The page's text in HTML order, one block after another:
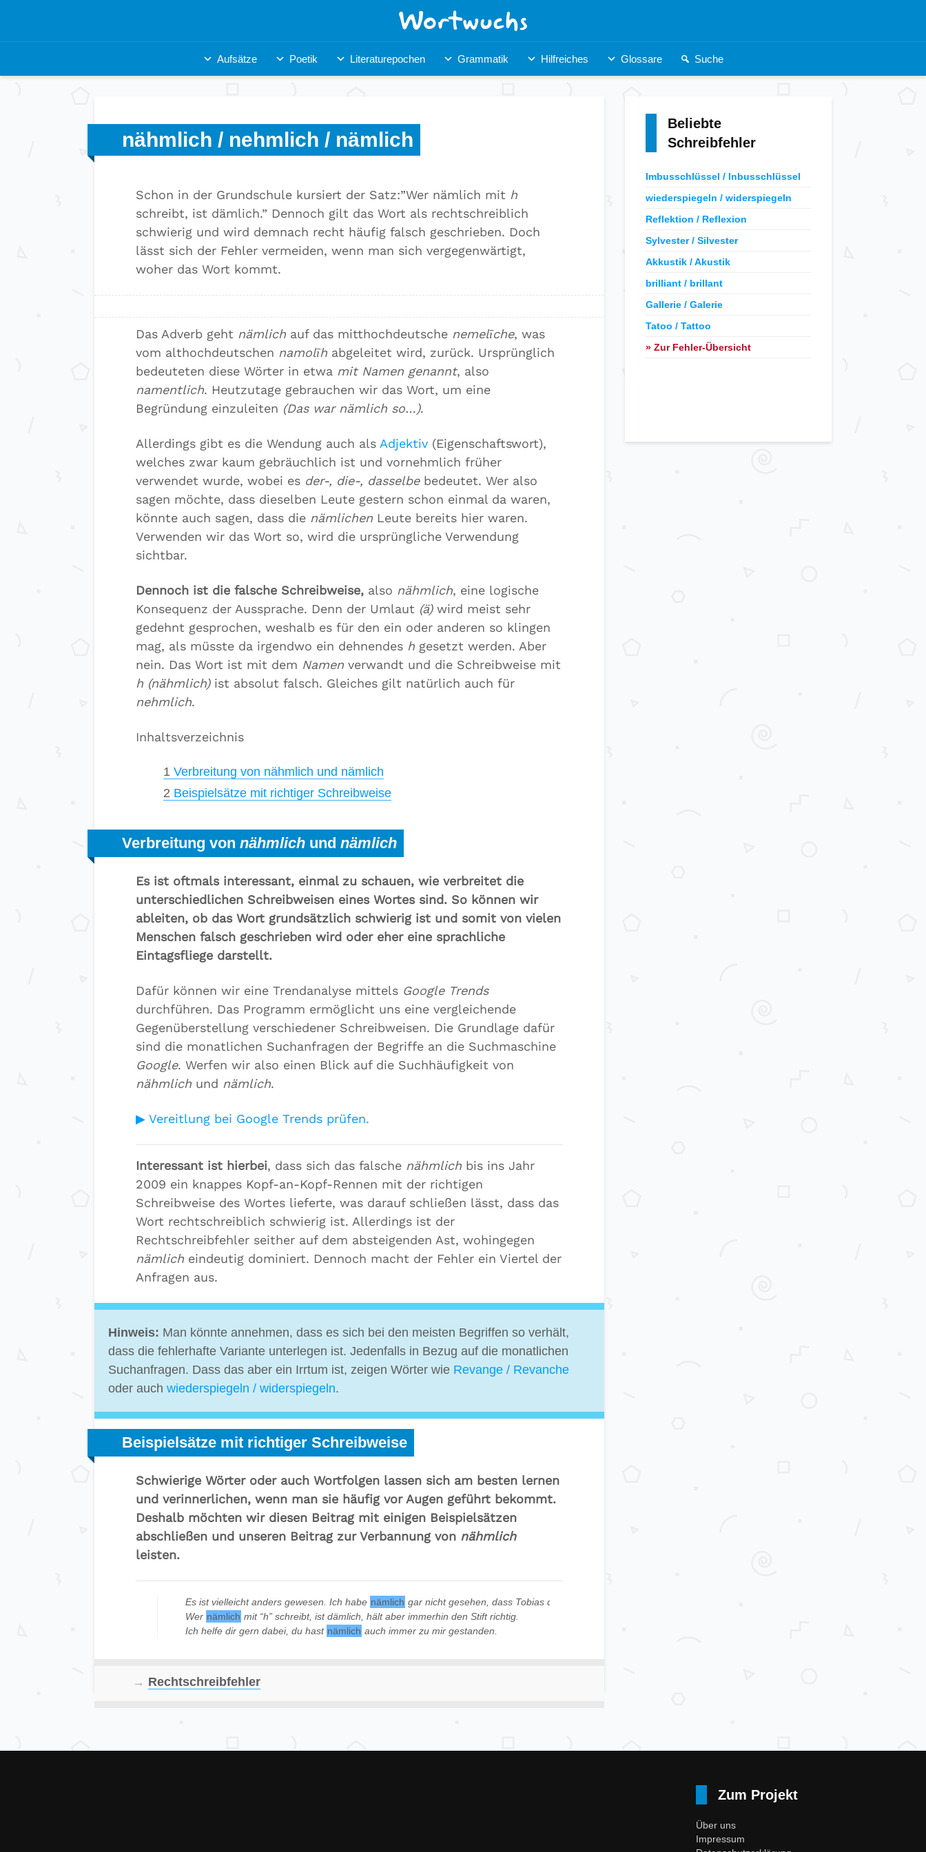
Aufsätze Poetik Literaturepochen Grammatik Hilfreiches Glossare Suche
nähmlich / nehmlich / nämlich
Schon in der Grundschule kursiert der Satz:”Wer nämlich mit h
schreibt, ist dämlich.” Dennoch gilt das Wort als rechtschreiblich
schwierig und wird demnach recht häufig falsch geschrieben. Doch
lässt sich der Fehler vermeiden, wenn man sich vergegenwärtigt,
woher das Wort kommt.
Das Adverb geht nämlich auf das mitthochdeutsche nemelīche, was
vom althochdeutschen namolīh abgeleitet wird, zurück. Ursprünglich
bedeuteten diese Wörter in etwa mit Namen genannt, also
namentlich. Heutzutage gebrauchen wir das Wort, um eine
Begründung einzuleiten (Das war nämlich so…).
Allerdings gibt es die Wendung auch als Adjektiv (Eigenschaftswort),
welches zwar kaum gebräuchlich ist und vornehmlich früher
verwendet wurde, wobei es der-, die-, dasselbebedeutet. Wer also
sagen möchte, dass dieselben Leute gestern schon einmal da waren,
könnte auch sagen, dass die nämlichen Leute bereits hier waren.
Verwenden wir das Wort so, wird die ursprüngliche Verwendung
sichtbar.
Dennoch ist die falsche Schreibweise, also nähmlich, eine logische
Konsequenz der Aussprache. Denn der Umlaut (ä)wird meist sehr
gedehnt gesprochen, weshalb es für den ein oder anderen so klingen
mag, als müsste da irgendwo ein dehnendes h gesetzt werden. Aber
nein. Das Wort ist mit dem Namen verwandt und die Schreibweise mit
h (nähmlich)ist absolut falsch. Gleiches gilt natürlich auch für
nehmlich.
Inhaltsverzeichnis
1 Verbreitung von nähmlich und nämlich
2 Beispielsätze mit richtiger Schreibweise
Verbreitung von nähmlich und nämlich
Es ist oftmals interessant, einmal zu schauen, wie verbreitet die
unterschiedlichen Schreibweisen eines Wortes sind. So können wir
ableiten, ob das Wort grundsätzlich schwierig ist und somit von vielen
Menschen falsch geschrieben wird oder eher eine sprachliche
Eintagsfliege darstellt.
Dafür können wir eine Trendanalyse mittels Google Trends
durchführen. Das Programm ermöglicht uns eine vergleichende
Gegenüberstellung verschiedener Schreibweisen. Die Grundlage dafür
sind die monatlichen Suchanfragen der Begriffe an die Suchmaschine
Google. Werfen wir also einen Blick auf die Suchhäufigkeit von
nähmlich und nämlich.
▶ Vereitlung bei Google Trends prüfen.
Interessant ist hierbei, dass sich das falsche nähmlich bis ins Jahr
2009 ein knappes Kopf-an-Kopf-Rennen mit der richtigen
Schreibweise des Wortes lieferte, was darauf schließen lässt, dass das
Wort rechtschreiblich schwierig ist. Allerdings ist der
Rechtschreibfehler seither auf dem absteigenden Ast, wohingegen
nämlich eindeutig dominiert. Dennoch macht der Fehler ein Viertel der
Anfragen aus.
Hinweis: Man könnte annehmen, dass es sich bei den meisten Begriffen so verhält,
dass die fehlerhafte Variante unterlegen ist. Jedenfalls in Bezug auf die monatlichen
Suchanfragen. Dass das aber ein Irrtum ist, zeigen Wörter wie Revange / Revanche
oder auch wiederspiegeln / widerspiegeln.
Beispielsätze mit richtiger Schreibweise
Schwierige Wörter oder auch Wortfolgen lassen sich am besten lernen
und verinnerlichen, wenn man sie häufig vor Augen geführt bekommt.
Deshalb möchten wir diesen Beitrag mit einigen Beispielsätzen
abschließen und unseren Beitrag zur Verbannung von nähmlich
leisten.
Es ist vielleicht anders gewesen. Ich habe nämlich gar nicht gesehen, dass Tobias dabei war.
Wer nämlich mit “h” schreibt, ist dämlich, hält aber immerhin den Stift richtig.
Ich helfe dir gern dabei, du hast nämlich auch immer zu mir gestanden.
→ Rechtschreibfehler
Beliebte
Schreibfehler
Imbusschlüssel / Inbusschlüssel
wiederspiegeln / widerspiegeln
Reflektion / Reflexion
Sylvester / Silvester
Akkustik / Akustik
brilliant / brillant
Gallerie / Galerie
Tatoo / Tattoo
» Zur Fehler-Übersicht
Zum Projekt
Über uns
Impressum